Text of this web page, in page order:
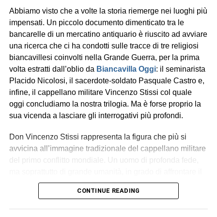
sacerdoti biancavillesi che hanno partecipato alla Grande
Guerra. Un racconto in tre puntate che ha sottratto
dall’oblio quei preti-soldato (oltre a Stissi, anchePlacido
NicolosiePasquale Castro), che vissero l’esperienza
della trincea.
Religioso carmelitano prima e poi sacerdote del clero
secolare, Stissi attraversò alcune delle pagine più
drammatiche del Novecento. Finita la guerra, seppe
conquistare l’affetto della comunità di Gallico, alla quale
ricostruì la chiesa parrocchiale, distrutta dal terremoto del
1908. Morì a Biancavilla nel 1949.
padre Stissi»
Abbiamo visto che a volte la storia riemerge nei luoghi più
impensati. Un piccolo documento dimenticato tra le
bancarelle di un mercatino antiquario è riuscito ad avviare
una ricerca che ci ha condotti sulle tracce di tre religiosi
biancavillesi coinvolti nella Grande Guerra, per la prima
volta estratti dall’oblio da Biancavilla Oggi: il seminarista
Placido Nicolosi, il sacerdote-soldato Pasquale Castro e,
infine, il cappellano militare Vincenzo Stissi col quale
oggi concludiamo la nostra trilogia. Ma è forse proprio la
sua vicenda a lasciare gli interrogativi più profondi.
Don Vincenzo Stissi rappresenta la figura che più si
avvicina all’immagine tradizionale del cappellano militare
del primo conflitto mondiale. Un uomo di profonda fede,
dolore senza esserne sopraffatto. Empatico, paziente e
resiliente, capace di ascoltare e offrire conforto anche nel
CONTINUE READING